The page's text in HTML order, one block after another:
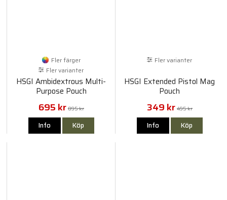
Fler färger
Fler varianter
HSGI Ambidextrous Multi-
Purpose Pouch
695 kr 895 kr
Info Köp
Fler varianter
HSGI Extended Pistol Mag
Pouch
349 kr 495 kr
Info Köp